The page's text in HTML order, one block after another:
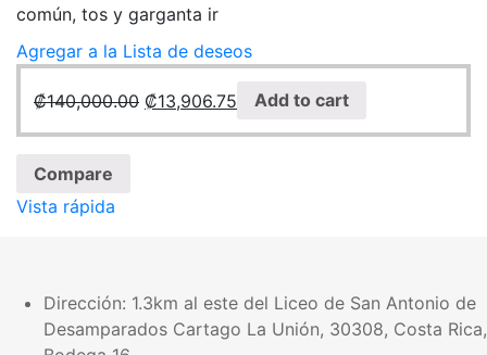
común, tos y garganta ir
Agregar a la Lista de deseos
₡140,000.00 ₡13,906.75 Add to cart
Compare
Vista rápida
Dirección: 1.3km al este del Liceo de San Antonio de
Desamparados Cartago La Unión, 30308, Costa Rica,